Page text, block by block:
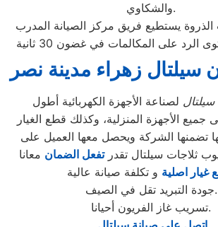
والشكاوي.
يستطيع فريق مركز الصيانة المدرب
على المكالمات في غضون 30 ثانية
زهراء مدينة نصر
سيلتال لصناعة الأجهزة الكهربائية أطول
جميع الأجهزة المنزلية، وكذلك قطع الغيار
تضمنها الشركة ويحصل معها العميل على
ثلاجات سيلتال تقدرتفعل الضمان معانا
غيار اصلية
جودة التبريد تقل في الصيف.
تسريب غاز الفريون أحيانا.